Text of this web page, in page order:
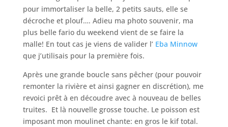
pour immortaliser la belle, 2 petits sauts, elle se
décroche et plouf…. Adieu ma photo souvenir, ma
plus belle fario du weekend vient de se faire la
malle! En tout cas je viens de valider l’ Eba Minnow
que j’utilisais pour la première fois.
Après une grande boucle sans pêcher (pour pouvoir
remonter la rivière et ainsi gagner en discrétion), me
revoici prêt à en découdre avec à nouveau de belles
truites. Et là nouvelle grosse touche. Le poisson est
imposant mon moulinet chante: en gros le kif total.